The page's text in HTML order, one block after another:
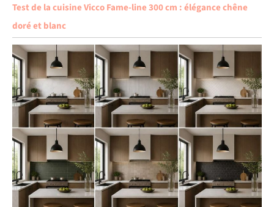
Test de la cuisine Vicco Fame-line 300 cm : élégance chêne
doré et blanc